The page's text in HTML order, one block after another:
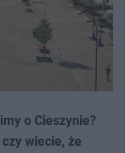
o Cieszynie?
wiecie, że